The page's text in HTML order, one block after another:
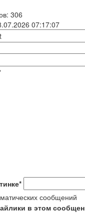
306
07:17:07
*
в этом